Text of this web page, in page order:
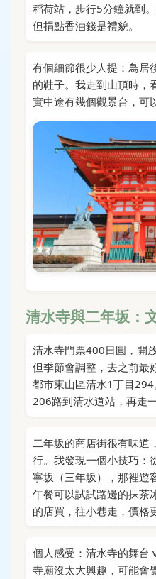
稻荷站，步行5分鐘就到
但捐點香油錢是禮貌。
有個細節很少人提：鳥居
的鞋子。我走到山頂時，
實中途有幾個觀景台，可
清水寺與二年坂：
清水寺門票400日圓，開
但季節會調整，去之前最
都市東山區清水1丁目
206路到清水道站，再走一
二年坂的商店街很有味道
行。我發現一個小技巧：
寧坂（三年坂），那裡遊
午餐可以試試路邊的抹茶
的店買，往小巷走，價格
個人感受：清水寺的舞台
寺廟沒太大興趣，可能會